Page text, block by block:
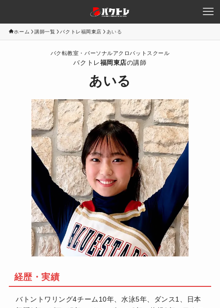
ホーム 講師一覧 バクトレ福岡東店 あいる
バク転教室・パーソナルアクロバットスクール
バクトレ福岡東店の講師
あいる
経歴・実績
バトントワリング4チーム10年、水泳5年、ダンス1、日本